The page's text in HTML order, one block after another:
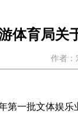
体育局关
作者：
一批文体娱